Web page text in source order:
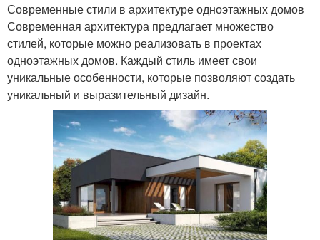
Современные стили в архитектуре одноэтажных домов
Современная архитектура предлагает множество
стилей, которые можно реализовать в проектах
одноэтажных домов. Каждый стиль имеет свои
уникальные особенности, которые позволяют создать
уникальный и выразительный дизайн.